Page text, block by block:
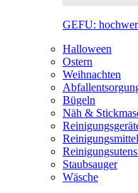
GEFU:
Halloween
Ostern
Weihnachten
Bügeln
Näh &
Reinigungsmittel
Staubsauger
Wäsche